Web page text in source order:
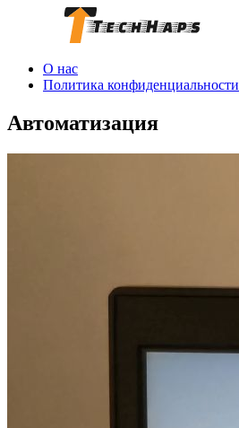
О нас
Политика конфиденциальности
Автоматизация